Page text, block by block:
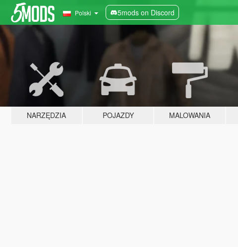
Polski 5mods on Discord
NARZĘDZIA POJAZDY MALOWANIA